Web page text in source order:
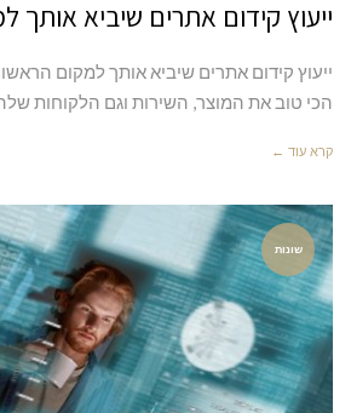
ייעוץ קידום אתרים שיביא אותך
ייעוץ קידום אתרים שיביא אותך למקום
הכי טוב את המוצר, השירות וגם הלקוחות
קרא עוד ←
שונות